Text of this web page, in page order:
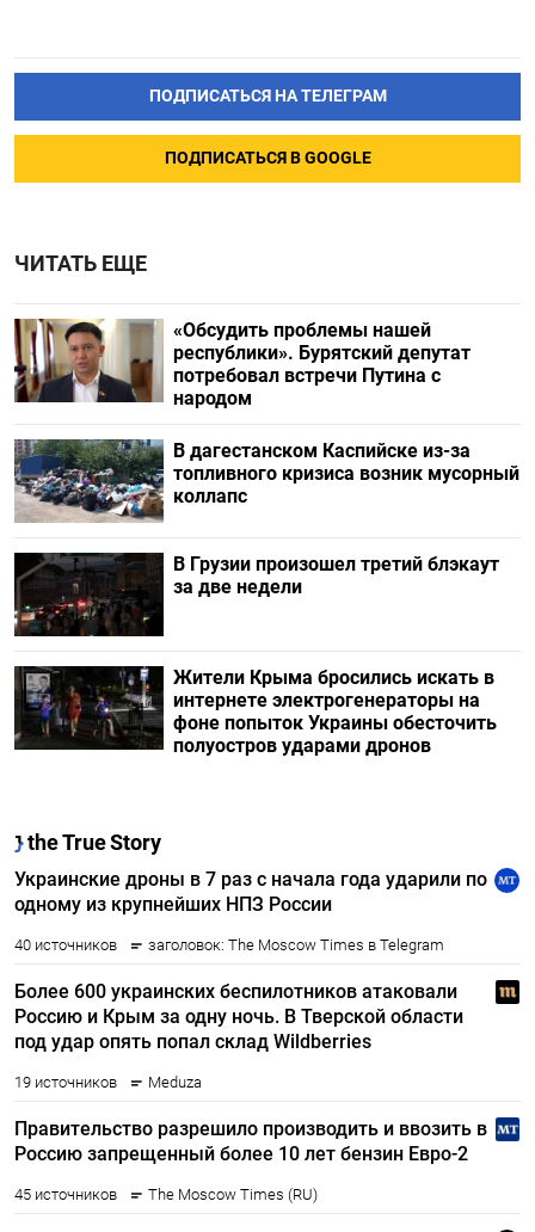
ПОДПИСАТЬСЯ НА ТЕЛЕГРАМ
ПОДПИСАТЬСЯ В GOOGLE
ЧИТАТЬ ЕЩЕ
«Обсудить проблемы нашей
республики». Бурятский депутат
потребовал встречи Путина с
народом
В дагестанском Каспийске из-за
топливного кризиса возник мусорный
коллапс
В Грузии произошел третий блэкаут
за две недели
Жители Крыма бросились искать в
интернете электрогенераторы на
фоне попыток Украины обесточить
полуостров ударами дронов